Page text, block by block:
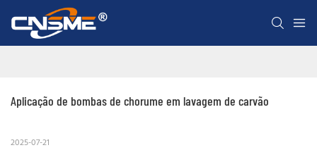
Aplicação de bombas de chorume em lavagem de carvão
2025-07-21